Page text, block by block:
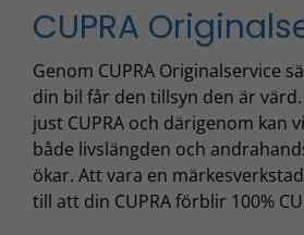
CUPRA
Genom CUPRA Originalservice
din bil får den tillsyn den är
just CUPRA och därigenom kan
både livslängden och
ökar. Att vara en
till att din CUPRA förblir 100%